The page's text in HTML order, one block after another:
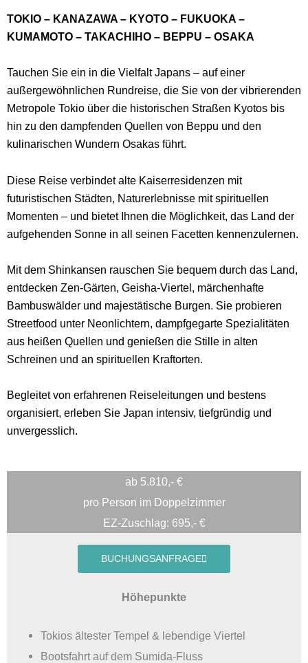
TOKIO – KANAZAWA – KYOTO – FUKUOKA –
KUMAMOTO – TAKACHIHO – BEPPU – OSAKA
Tauchen Sie ein in die Vielfalt Japans – auf einer
außergewöhnlichen Rundreise, die Sie von der vibrierenden
Metropole Tokio über die historischen Straßen Kyotos bis
hin zu den dampfenden Quellen von Beppu und den
kulinarischen Wundern Osakas führt.
Diese Reise verbindet alte Kaiserresidenzen mit
futuristischen Städten, Naturerlebnisse mit spirituellen
Momenten – und bietet Ihnen die Möglichkeit, das Land der
aufgehenden Sonne in all seinen Facetten kennenzulernen.
Mit dem Shinkansen rauschen Sie bequem durch das Land,
entdecken Zen-Gärten, Geisha-Viertel, märchenhafte
Bambuswälder und majestätische Burgen. Sie probieren
Streetfood unter Neonlichtern, dampfgegarte Spezialitäten
aus heißen Quellen und genießen die Stille in alten
Schreinen und an spirituellen Kraftorten.
Begleitet von erfahrenen Reiseleitungen und bestens
organisiert, erleben Sie Japan intensiv, tiefgründig und
unvergesslich.
ab 5.810,- €
pro Person im Doppelzimmer
EZ-Zuschlag: 695,- €
BUCHUNGSANFRAGE
Höhepunkte
Tokios ältester Tempel & lebendige Viertel
Bootsfahrt auf dem Sumida-Fluss